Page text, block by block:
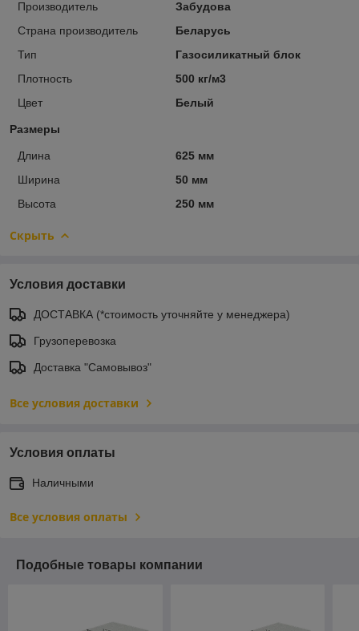
Производитель
Забудова
Страна производитель
Беларусь
Тип
Газосиликатный блок
Плотность
500 кг/м3
Цвет
Белый
Размеры
Длина
625 мм
Ширина
50 мм
Высота
250 мм
Скрыть
Условия доставки
ДОСТАВКА (*стоимость уточняйте у менеджера)
Грузоперевозка
Доставка "Самовывоз"
Все условия доставки
Условия оплаты
Наличными
Все условия оплаты
Подобные товары компании